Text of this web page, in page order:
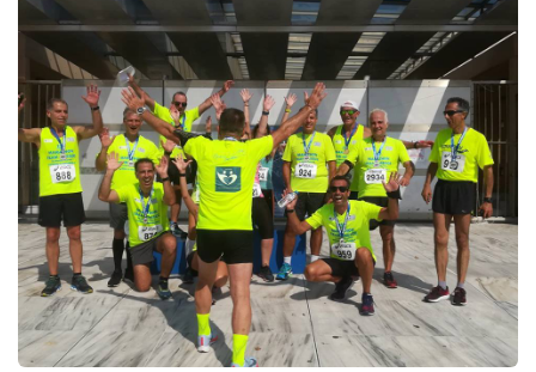
Συνεργαζόμενοι Φορείς
Εκδηλώσεις
Ανακοινώσεις
Αρχείο Ανακοινώσεων
Υποστηρικτές
Δωρητές
Χορηγοί
Χορηγοί Επικοινωνίας
Επικοινωνία